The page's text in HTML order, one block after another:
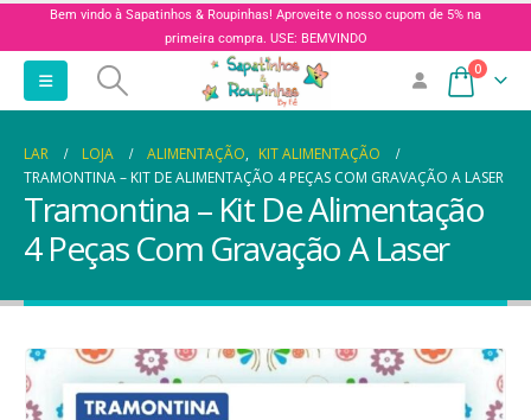
Bem vindo à Sapatinhos & Roupinhas! Aproveite o nosso cupom de 5% na
primeira compra. USE: BEMVINDO
0
LAR LOJA ALIMENTAÇÃO, KIT ALIMENTAÇÃO
TRAMONTINA – KIT DE ALIMENTAÇÃO 4 PEÇAS COM GRAVAÇÃO A LASER
Tramontina – Kit De Alimentação
4 Peças Com Gravação A Laser